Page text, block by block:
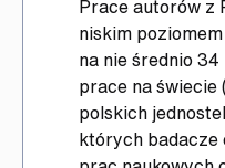
Prace autorów z
niskim
na nie średnio
prace na
polskich
których badacze